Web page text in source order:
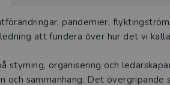
pandemier,
att fundera över hur det vi
styrning, organisering och
och sammanhang. Det